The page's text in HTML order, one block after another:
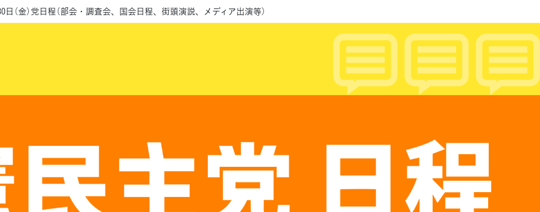
日（金）党日程（部会・調査会、国会日程、街頭演説、メディア出演等）